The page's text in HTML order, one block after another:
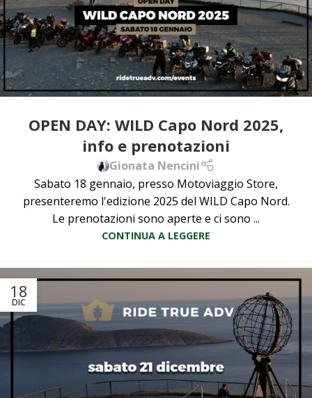
OPEN DAY: WILD Capo Nord 2025,
info e prenotazioni
Gionata Nencini
Sabato 18 gennaio, presso Motoviaggio Store,
presenteremo l'edizione 2025 del WILD Capo Nord.
Le prenotazioni sono aperte e ci sono ...
CONTINUA A LEGGERE
18
DIC